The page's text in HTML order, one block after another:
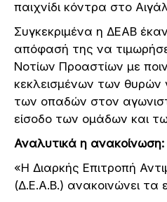
παιχνίδι κόντρα στο
Συγκεκριμένα η ΔΕΑΒ
απόφασή της να
Νοτίων Προαστίων με
κεκλεισμένων των θυρών
των οπαδών στον
είσοδο των ομάδων και
Αναλυτικά η ανακοίνωση:
«Η Διαρκής Επιτροπή
(Δ.Ε.Α.Β.) ανακοινώνει τα